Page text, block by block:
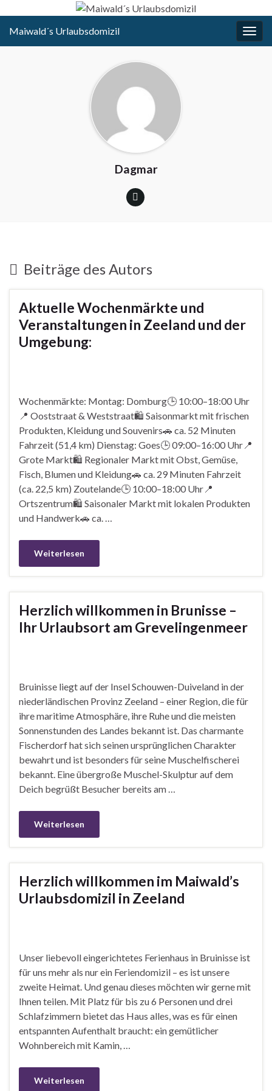
Maiwald´s Urlaubsdomizil
Dagmar
Beiträge des Autors
Aktuelle Wochenmärkte und
Veranstaltungen in Zeeland und der
Umgebung:
Wochenmärkte: Montag: Domburg🕒 10:00–18:00 Uhr
📍 Ooststraat & Weststraat🛍️ Saisonmarkt mit frischen
Produkten, Kleidung und Souvenirs🚗 ca. 52 Minuten
Fahrzeit (51,4 km) Dienstag: Goes🕒 09:00–16:00 Uhr📍
Grote Markt🛍️ Regionaler Markt mit Obst, Gemüse,
Fisch, Blumen und Kleidung🚗 ca. 29 Minuten Fahrzeit
(ca. 22,5 km) Zoutelande🕒 10:00–18:00 Uhr📍
Ortszentrum🛍️ Saisonaler Markt mit lokalen Produkten
und Handwerk🚗 ca. …
Weiterlesen
Herzlich willkommen in Brunisse –
Ihr Urlaubsort am Grevelingenmeer
Bruinisse liegt auf der Insel Schouwen-Duiveland in der
niederländischen Provinz Zeeland – einer Region, die für
ihre maritime Atmosphäre, ihre Ruhe und die meisten
Sonnenstunden des Landes bekannt ist. Das charmante
Fischerdorf hat sich seinen ursprünglichen Charakter
bewahrt und ist besonders für seine Muschelfischerei
bekannt. Eine übergroße Muschel-Skulptur auf dem
Deich begrüßt Besucher bereits am …
Weiterlesen
Herzlich willkommen im Maiwald’s
Urlaubsdomizil in Zeeland
Unser liebevoll eingerichtetes Ferienhaus in Bruinisse ist
für uns mehr als nur ein Feriendomizil – es ist unsere
zweite Heimat. Und genau dieses möchten wir gerne mit
Ihnen teilen. Mit Platz für bis zu 6 Personen und drei
Schlafzimmern bietet das Haus alles, was es für einen
entspannten Aufenthalt braucht: ein gemütlicher
Wohnbereich mit Kamin, …
Weiterlesen